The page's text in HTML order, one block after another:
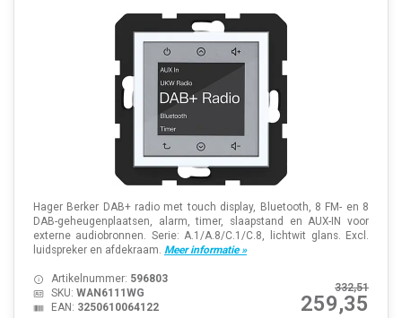
Hager Berker DAB+ radio met touch display, Bluetooth, 8 FM- en 8
DAB-geheugenplaatsen, alarm, timer, slaapstand en AUX-IN voor
externe audiobronnen. Serie: A.1/A.8/C.1/C.8, lichtwit glans. Excl.
luidspreker en afdekraam. Meer informatie »
332,51
259,35
Artikelnummer: 596803
SKU: WAN6111WG
EAN: 3250610064122